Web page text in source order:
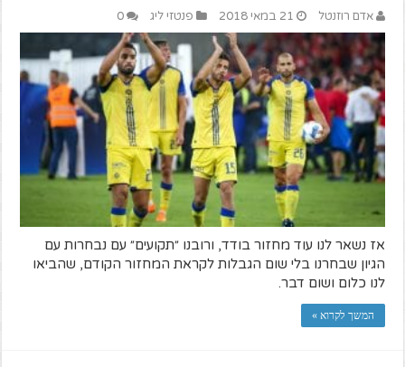
אדם רוזנטל 21 במאי 2018 פנטזי ליג 0
אז נשאר לנו עוד מחזור בודד, ורובנו ״תקועים״ עם נבחרות עם
הגיון שבחרנו בלי שום הגבלות לקראת המחזור הקודם, שהביאו
לנו כלום ושום דבר.
המשך לקרוא »